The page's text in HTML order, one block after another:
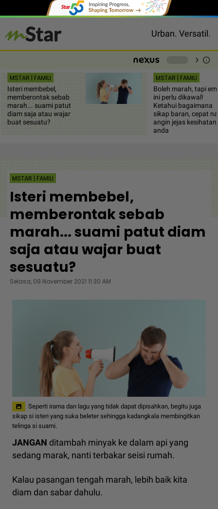
Urban. Versatil.
chevron_right info
MSTAR | FAMILI
Isteri membebel,
memberontak sebab
marah... suami patut
diam saja atau wajar
buat sesuatu?
MSTAR | FAMILI
Boleh marah, tapi
ini perlu dikawal!
Ketahui bagaimana
sikap baran, cepat
angin jejas kesihatan
anda
MSTAR | FAMILI
Isteri membebel,
memberontak sebab
marah... suami patut diam
saja atau wajar buat
sesuatu?
Selasa, 09 November 2021 11:30 AM
Seperti irama dan lagu yang tidak dapat dipisahkan, begitu juga
sikap si isteri yang suka beleter sehingga kadangkala membingitkan
telinga si suami.
JANGAN ditambah minyak ke dalam api yang
sedang marak, nanti terbakar seisi rumah.
Kalau pasangan tengah marah, lebih baik kita
diam dan sabar dahulu.